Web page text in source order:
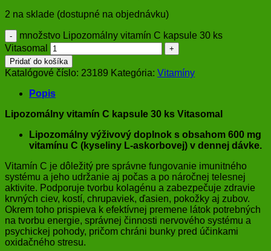
2 na sklade (dostupné na objednávku)
množstvo Lipozomálny vitamín C kapsule 30 ks
Vitasomal
Pridať do košíka
Katalógové číslo: 23189 Kategória: Vitamíny
Popis
Lipozomálny vitamín C kapsule 30 ks Vitasomal
Lipozomálny výživový doplnok s obsahom 600 mg
vitamínu C (kyseliny L-askorbovej) v dennej dávke.
Vitamín C je dôležitý pre správne fungovanie imunitného
systému a jeho udržanie aj počas a po náročnej telesnej
aktivite. Podporuje tvorbu kolagénu a zabezpečuje zdravie
krvných ciev, kostí, chrupaviek, ďasien, pokožky aj zubov.
Okrem toho prispieva k efektívnej premene látok potrebných
na tvorbu energie, správnej činnosti nervového systému a
psychickej pohody, pričom chráni bunky pred účinkami
oxidačného stresu.